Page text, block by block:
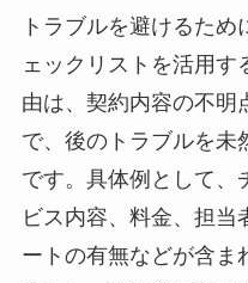
トラブルを避けるた
ェックリストを活用
由は、契約内容の不明
で、後のトラブルを未
です。具体例として、
ビス内容、料金、担当
ートの有無などが含ま